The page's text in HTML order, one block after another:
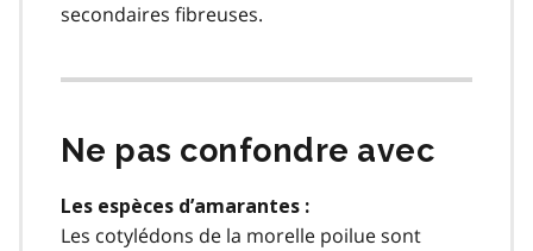
secondaires fibreuses.
Ne pas confondre avec
Les espèces d’amarantes :
Les cotylédons de la morelle poilue sont